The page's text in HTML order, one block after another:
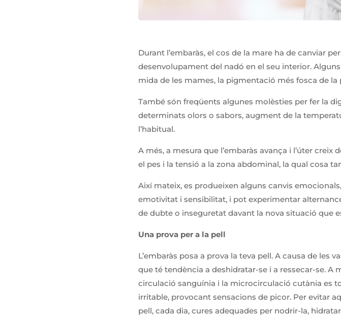
Durant l’embaràs, el cos de la mare ha de canviar
desenvolupament del nadó en el seu interior.
mida de les mames, la pigmentació més fosca de
També són freqüents algunes molèsties per fer la
determinats olors o sabors, augment de la
l’habitual.
A més, a mesura que l’embaràs avança i l’úter
el pes i la tensió a la zona abdominal, la qual cosa
Així mateix, es produeixen alguns canvis
emotivitat i sensibilitat, i pot experimentar
de dubte o inseguretat davant la nova situació que
Una prova per a la pell
L’embaràs posa a prova la teva pell. A causa de les
que té tendència a deshidratar-se i a ressecar-se. A
circulació sanguínia i la microcirculació cutània es
irritable, provocant sensacions de picor. Per evitar
pell, cada dia, cures adequades per nodrir-la,